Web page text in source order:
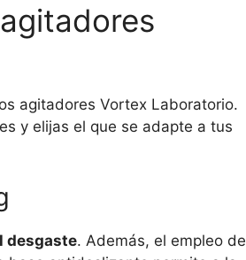
agitadores Vortex Laboratorio.
y elijas el que se adapte a tus
desgaste. Además, el empleo de